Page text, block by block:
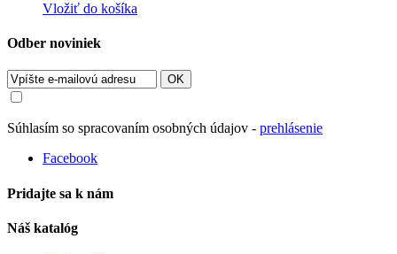
Vložiť do košíka
Odber noviniek
OK
Súhlasím so spracovaním osobných údajov - prehlásenie
Facebook
Pridajte sa k nám
Náš katalóg